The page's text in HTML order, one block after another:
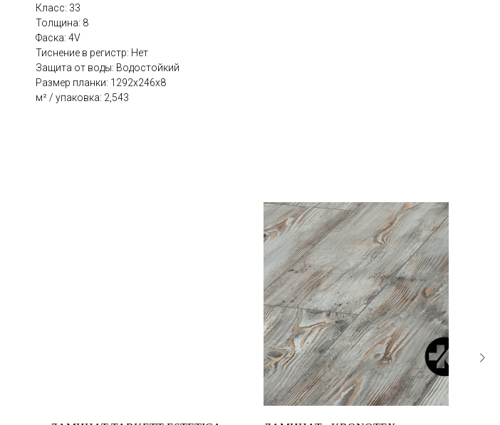
Класс: 33
Толщина: 8
Фаска: 4V
Тиснение в регистр: Нет
Защита от воды: Водостойкий
Размер планки: 1292x246х8
м² / упаковка: 2,543